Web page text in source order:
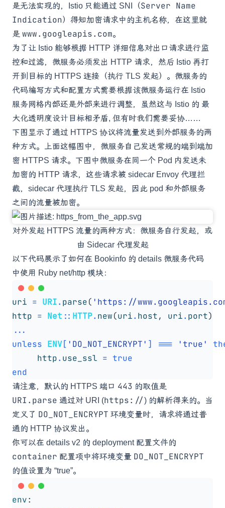
是无法实现的，Istio 只能通过 SNI （Server Name
Indication）得知加密请求中的主机名称，在这里就
是 www.googleapis.com。
为了让 Istio 能够根据 HTTP 详细信息对出口请求进行监
控和过滤，微服务必须发出 HTTP 请求，然后 Istio 再打
开到目标的 HTTPS 连接（执行 TLS 发起）。微服务的
代码编写方式和配置方式需要根据该微服务运行在 Istio
服务网格内部还是外部来进行调整，虽然这与 Istio 的 最
大化透明度设计目标相矛盾, 但有时我们需要妥协……
下图显示了通过 HTTPS 协议将流量发送到外部服务的两
种方式。上面这幅图中，微服务自己发送常规的端到端加
密 HTTPS 请求。下图中微服务在同一个 Pod 内发送未
加密的 HTTP 请求，这些请求被 sidecar Envoy 代理拦
截，sidecar 代理执行 TLS 发起，因此 pod 和外部服务
之间的流量被加密。
对外发起 HTTPS 流量的两种方式：微服务自行发起，或
由 Sidecar 代理发起
以下代码展示了如何在 Bookinfo 的 details 微服务代码
中使用 Ruby net/http 模块：
uri = URI. parse( 'https://
http = Net :: HTTP. new(uri. host, uri. port)
...
unless ENV[ 'DO_NOT_ENCRYPT' ] === 'true'
http. use_ssl = true
end
请注意，默认的 HTTPS 端口 443 的取值是
URI.parse 通过对 URI (https://) 的解析得来的。当
定义了 DO_NOT_ENCRYPT 环境变量时，请求将通过普
通的 HTTP 协议发出。
你可以在 details v2 的 deployment 配置文件的
container 配置项中将环境变量 DO_NOT_ENCRYPT
的值设置为 “true”。
env: